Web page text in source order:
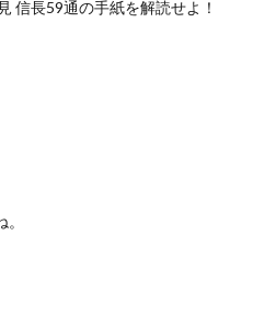
信長59通の手紙を解読せよ！